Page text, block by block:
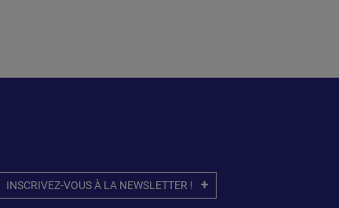
INSCRIVEZ-VOUS À LA NEWSLETTER !